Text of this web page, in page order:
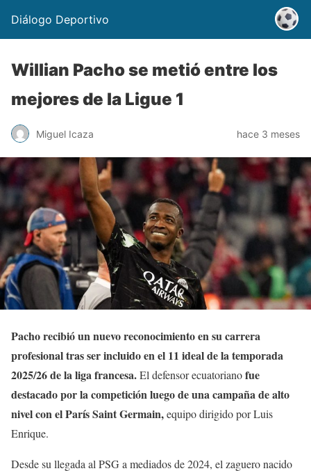
Diálogo Deportivo
Willian Pacho se metió entre los
mejores de la Ligue 1
Miguel Icaza hace 3 meses
Pacho recibió un nuevo reconocimiento en su carrera
profesional tras ser incluido en el 11 ideal de la temporada
2025/26 de la liga francesa.El defensor ecuatorianofue
destacado por la competición luego de una campaña de alto
nivel con el París Saint Germain,equipo dirigido por Luis
Enrique.
Desde su llegada al PSG a mediados de 2024, el zaguero nacido